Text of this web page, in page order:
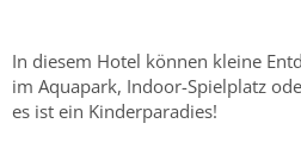
In diesem Hotel können kleine
im Aquapark, Indoor-Spielplatz
es ist ein Kinderparadies!